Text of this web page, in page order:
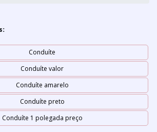
Conduíte
Conduíte valor
Conduíte amarelo
Conduíte preto
Conduíte 1 polegada preço